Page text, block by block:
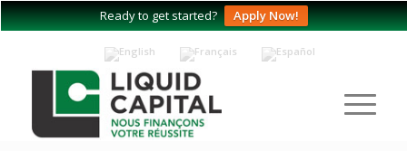
Ready to get started? Apply Now!